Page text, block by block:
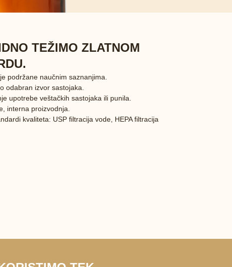
TEŽIMO ZLATNOM
podržane naučnim saznanjima.
odabran izvor sastojaka.
upotrebe veštačkih sastojaka ili punila.
interna proizvodnja.
kvaliteta: USP filtracija vode, HEPA filtracija